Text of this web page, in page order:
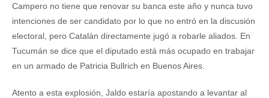
Campero no tiene que renovar su banca este año y nunca tuvo
intenciones de ser candidato por lo que no entró en la discusión
electoral, pero Catalán directamente jugó a robarle aliados. En
Tucumán se dice que el diputado está más ocupado en trabajar
en un armado de Patricia Bullrich en Buenos Aires.
Atento a esta explosión, Jaldo estaría apostando a levantar al